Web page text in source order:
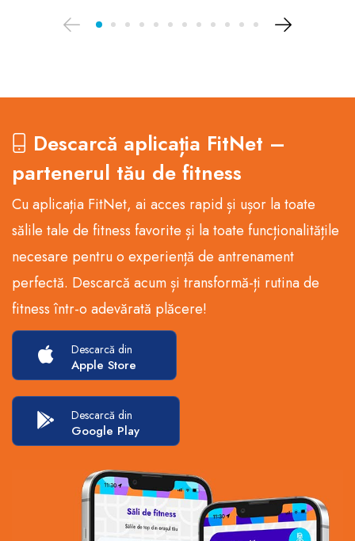
Descarcă aplicația FitNet –
partenerul tău de fitness
Cu aplicația FitNet, ai acces rapid și ușor la toate
sălile tale de fitness favorite și la toate funcționalitățile
necesare pentru o experiență de antrenament
perfectă. Descarcă acum și transformă-ți rutina de
fitness într-o adevărată plăcere!
Descarcă din
Apple Store
Descarcă din
Google Play